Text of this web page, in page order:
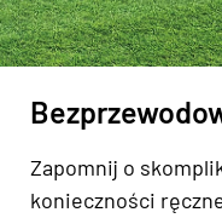
Zapomnij o
konieczności